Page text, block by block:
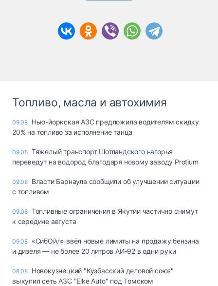
Топливо, масла и автохимия
09.08 Нью-йоркская АЗС предложила водителям скидку
20% на топливо за исполнение танца
09.08 Тяжелый транспорт Шотландского нагорья
переведут на водород благодаря новому заводу Protium
09.08 Власти Барнаула сообщили об улучшении ситуации
с топливом
09.08 Топливные ограничения в Якутии частично снимут
к середине августа
09.08 «СибОйл» ввёл новые лимиты на продажу бензина
и дизеля — не более 20 литров АИ‑92 в одни руки
08.08 Новокузнецкий "Кузбасский деловой союз"
выкупил сеть АЗС "Elke Auto" под Томском